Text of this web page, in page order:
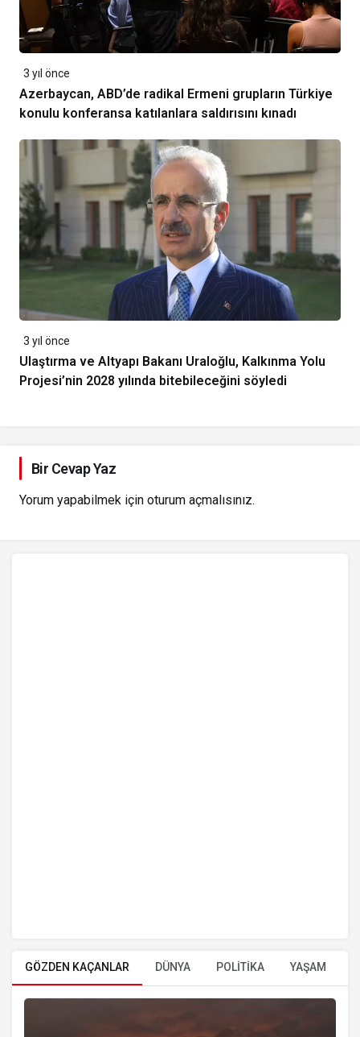
3 yıl önce
Azerbaycan, ABD’de radikal Ermeni grupların Türkiye
konulu konferansa katılanlara saldırısını kınadı
3 yıl önce
Ulaştırma ve Altyapı Bakanı Uraloğlu, Kalkınma Yolu
Projesi’nin 2028 yılında bitebileceğini söyledi
Bir Cevap Yaz
Yorum yapabilmek için oturum açmalısınız.
GÖZDEN KAÇANLAR DÜNYA POLİTİKA YAŞAM